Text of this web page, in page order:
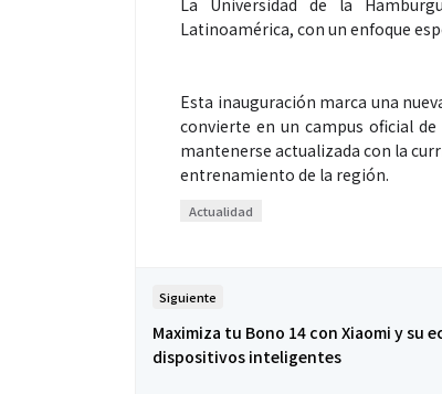
La Universidad de la
Latinoamérica, con un enfoque
Esta inauguración marca una
convierte en un campus oficial
mantenerse actualizada con la
entrenamiento de la región.
Actualidad
Siguiente
Maximiza tu Bono 14 con Xiaomi y su
dispositivos inteligentes